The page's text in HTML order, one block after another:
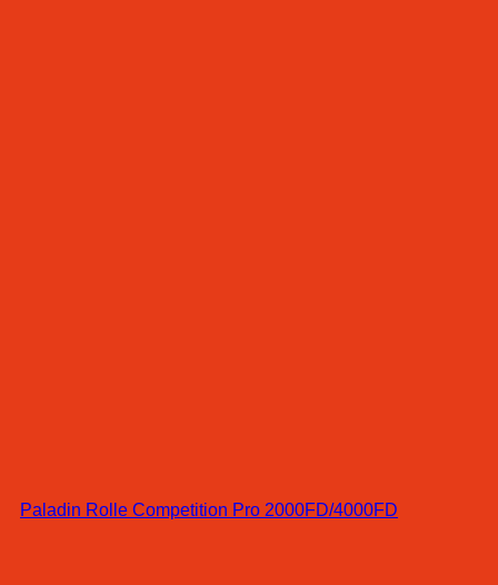
Paladin Rolle Competition Pro 2000FD/4000FD